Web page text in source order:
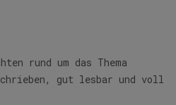
rund um das Thema
gut lesbar und voll